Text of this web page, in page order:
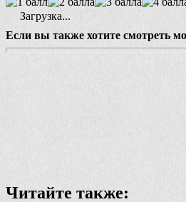
Загрузка...
Если вы также хотите смотреть
Читайте также: